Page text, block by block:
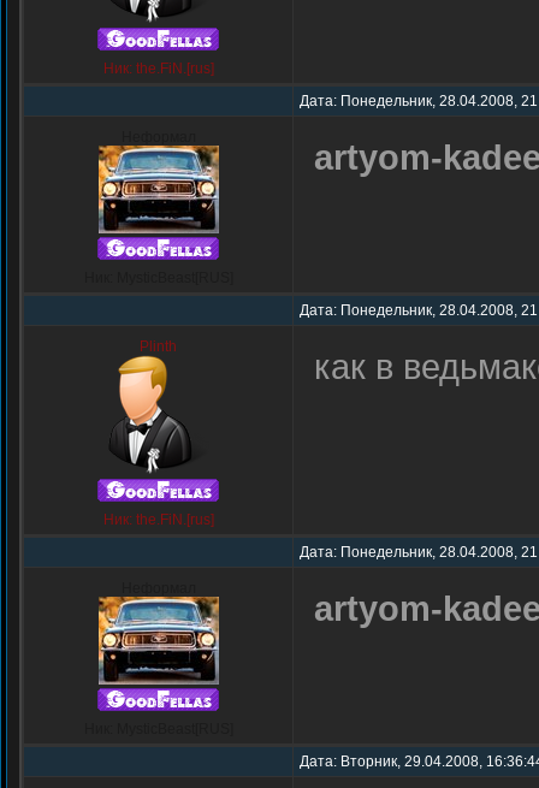
Ник: the.FiN.[rus]
Дата: Понедельник, 28.04.2008,
artyom-
Дата: Понедельник, 28.04.2008,
Plinth
Ник: the.FiN.[rus]
как в
Дата: Понедельник, 28.04.2008,
artyom-
Дата: Вторник, 29.04.2008,